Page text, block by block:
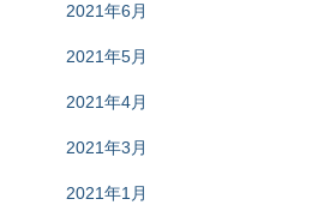
2021年6月
2021年5月
2021年4月
2021年3月
2021年1月